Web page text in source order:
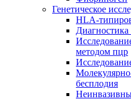
Генетическое
HLA-
Диагностика
методом пцр
бесплодия